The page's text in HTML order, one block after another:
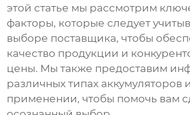
этой статье мы рассмотрим
факторы, которые следует
выборе поставщика, чтобы
качество продукции и
цены. Мы также предоставим
различных типах аккумуляторов
применении, чтобы помочь вам